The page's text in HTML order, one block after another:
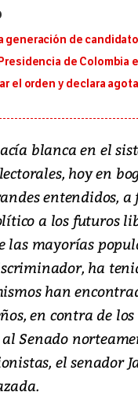
generación de
de Colombia
el orden y declara
blanca en el
hoy en
entendidos,
a los futuros
las mayorías
ha
han
en contra de
Senado
el senador